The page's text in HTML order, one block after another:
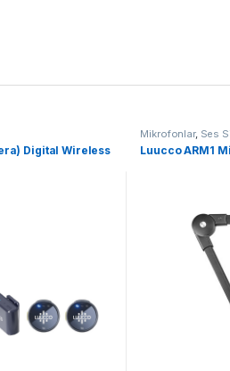
Digital Wireless
Mikrofonlar, Ses
Luucco ARM1